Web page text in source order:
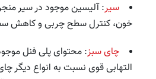
سیر: آلیسین موجود در سیر
خون، کنترل سطح چربی و کاهش
چای سبز: محتوای پلی فنل
التهابی قوی نسبت به انواع